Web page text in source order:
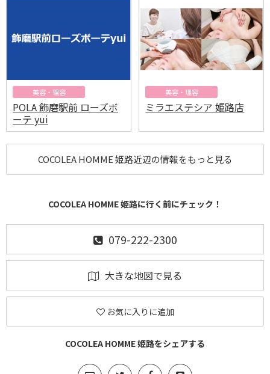
美容・理容
POLA 飾磨駅前 ローズボ
ーテ yui
美容・理容
ミラエステシア 姫路店
COCOLEA HOMME 姫路近辺の情報をもっと見る
COCOLEA HOMME 姫路に行く前にチェック！
079-222-2300
大きな地図で見る
お気に入りに追加
COCOLEA HOMME 姫路をシェアする